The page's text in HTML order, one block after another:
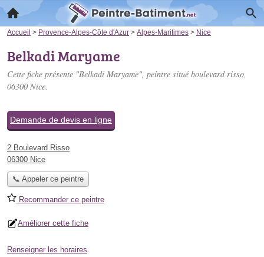
Accueil > Provence-Alpes-Côte d'Azur > Alpes-Maritimes > Nice
Belkadi Maryame
Cette fiche présente "Belkadi Maryame", peintre situé boulevard risso,
06300 Nice.
Demande de devis en ligne
2 Boulevard Risso
06300 Nice
📞 Appeler ce peintre
Recommander ce peintre
Améliorer cette fiche
Renseigner les horaires